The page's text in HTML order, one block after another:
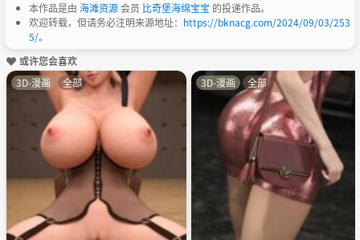
本作品是由 海滩资源会员 比奇堡海绵宝宝 的投递作品。
欢迎转载，但请务必注明来源地址： https://bknacg.com/2024/09/03/253
5/。
或许您会喜欢
3D-漫画 全部 3D-漫画 全部